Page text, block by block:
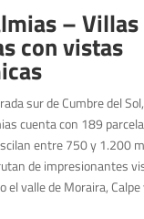
– Villas
con vistas
sur de Cumbre del
cuenta con 189
entre 750 y 1.200
de impresionantes
el valle de Moraira, Calpe